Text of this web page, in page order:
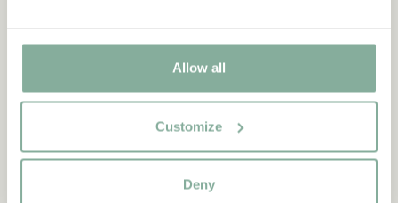
Allow all
Customize
Deny
BERUFSLEBEN